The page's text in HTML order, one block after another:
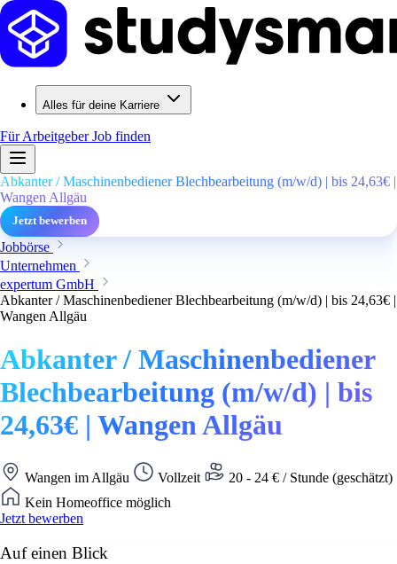
Alles für deine Karriere
Für ArbeitgeberJob finden
Abkanter / Maschinenbediener Blechbearbeitung (m/w/d) | bis 24,63€ |
Wangen Allgäu
Jetzt bewerben
Jobbörse
Unternehmen
expertum GmbH
Abkanter / Maschinenbediener Blechbearbeitung (m/w/d) | bis 24,63€ |
Wangen Allgäu
Abkanter / Maschinenbediener
Blechbearbeitung (m/w/d) | bis
24,63€ | Wangen Allgäu
Wangen im Allgäu Vollzeit
20 - 24 € / Stunde (geschätzt)
Kein Homeoffice möglich
Jetzt bewerben
Auf einen Blick